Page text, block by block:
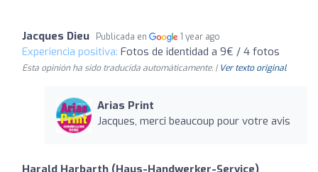
Jacques Dieu Publicada en 1 year ago
Experiencia positiva: Fotos de identidad a 9€ / 4 fotos
Esta opinión ha sido traducida automáticamente. | Ver texto original
Arias Print
Jacques, merci beaucoup pour votre avis
Harald Harbarth (Haus-Handwerker-Service)